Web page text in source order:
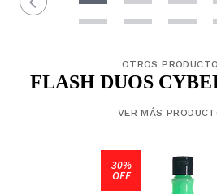
OTROS
FLASH DUOS
VER MÁS
30%
OFF